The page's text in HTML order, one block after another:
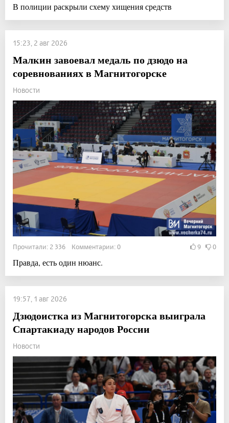
В полиции раскрыли схему хищения средств
15:23, 2 авг 2026
Малкин завоевал медаль по дзюдо на
соревнованиях в Магнитогорске
Новости
Прочитали: 2 336 Комментарии: 0 9 0
Правда, есть один нюанс.
19:57, 1 авг 2026
Дзюдоистка из Магнитогорска выиграла
Спартакиаду народов России
Новости